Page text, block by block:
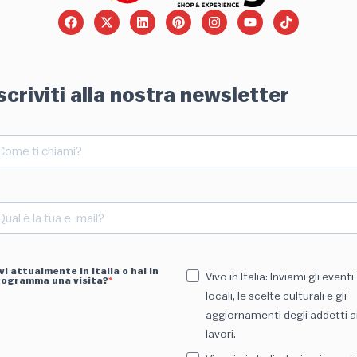
alla nostra newsletter
attualmente in Italia o hai in
una visita?
Vivo in Italia: Inviami gli eventi
locali, le scelte culturali e gli
aggiornamenti degli addetti ai
lavori.